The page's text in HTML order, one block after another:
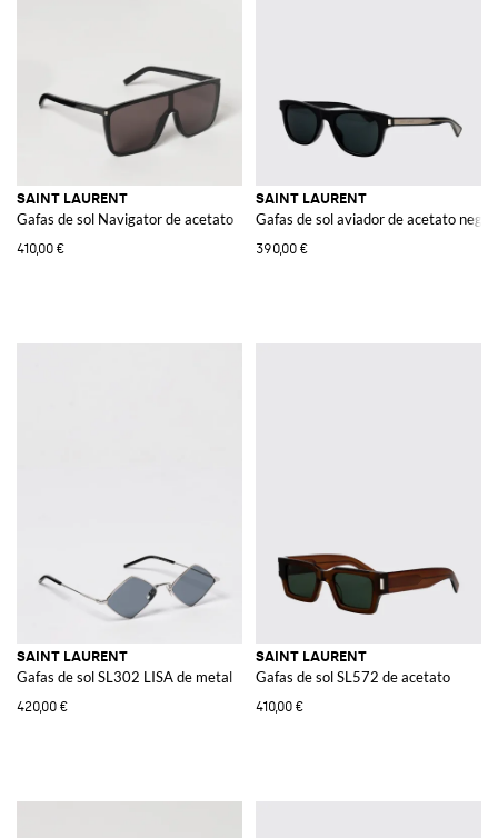
SAINT LAURENT
Gafas de sol Navigator de acetato
410,00 €
SAINT LAURENT
Gafas de sol aviador de acetato
390,00 €
SAINT LAURENT
Gafas de sol SL302 LISA de metal
420,00 €
SAINT LAURENT
Gafas de sol SL572 de acetato
410,00 €